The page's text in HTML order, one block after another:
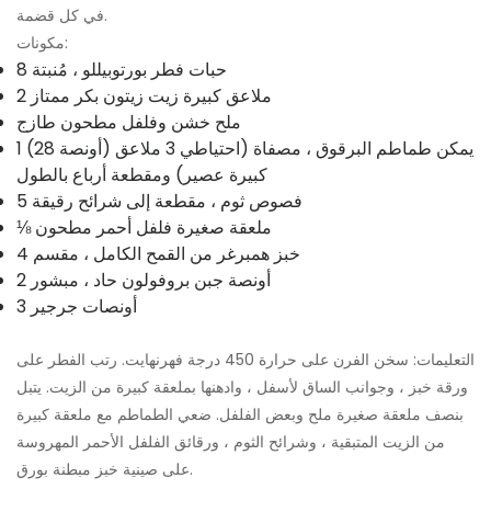
في كل قضمة.
مكونات:
8 حبات فطر بورتوبيللو ، مُنبتة
2 ملاعق كبيرة زيت زيتون بكر ممتاز
ملح خشن وفلفل مطحون طازج
1 (28 أونصة) يمكن طماطم البرقوق ، مصفاة (احتياطي 3 ملاعق
كبيرة عصير) ومقطعة أرباع بالطول
5 فصوص ثوم ، مقطعة إلى شرائح رقيقة
⅛ ملعقة صغيرة فلفل أحمر مطحون
4 خبز همبرغر من القمح الكامل ، مقسم
2 أونصة جبن بروفولون حاد ، مبشور
3 أونصات جرجير
التعليمات: سخن الفرن على حرارة 450 درجة فهرنهايت. رتب الفطر على
ورقة خبز ، وجوانب الساق لأسفل ، وادهنها بملعقة كبيرة من الزيت. يتبل
بنصف ملعقة صغيرة ملح وبعض الفلفل. ضعي الطماطم مع ملعقة كبيرة
من الزيت المتبقية ، وشرائح الثوم ، ورقائق الفلفل الأحمر المهروسة
على صينية خبز مبطنة بورق.